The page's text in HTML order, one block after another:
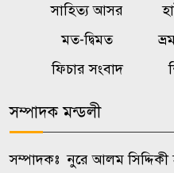
৮
সাহিত্য আসর
মত-দ্বিমত
ফিচার সংবাদ
সম্পাদক মন্ডলী
সম্পাদকঃ নুরে আলম